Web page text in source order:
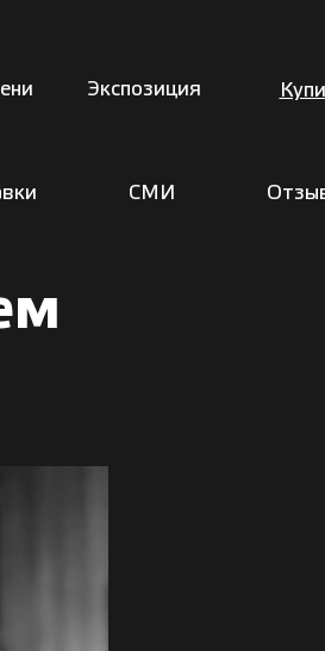
Экспозиция
СМИ